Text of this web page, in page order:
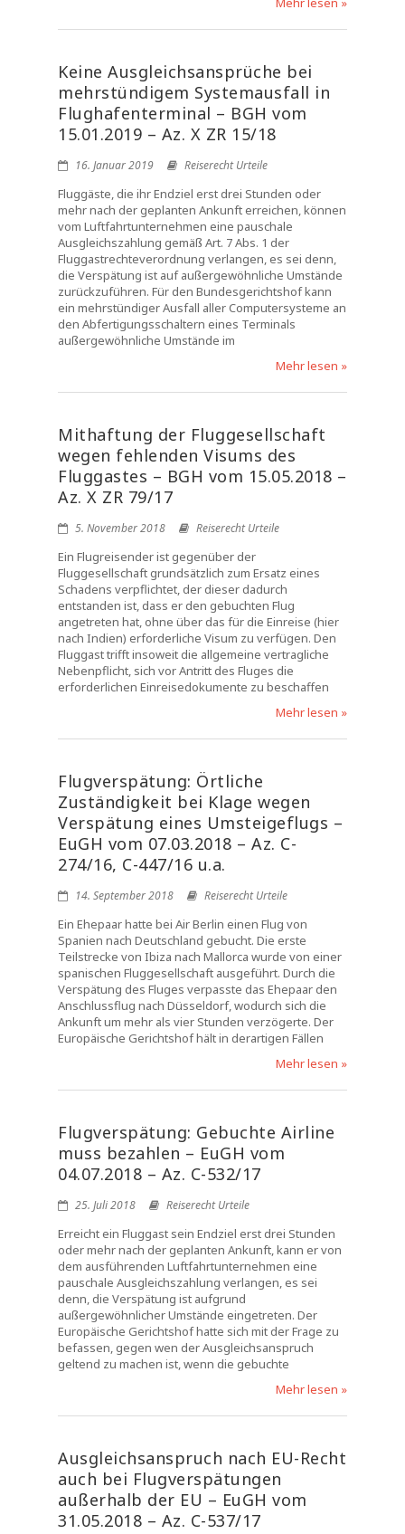
Keine Ausgleichsansprüche bei
mehrstündigem Systemausfall in
Flughafenterminal – BGH vom
15.01.2019 – Az. X ZR 15/18
16. Januar 2019 Reiserecht Urteile
Fluggäste, die ihr Endziel erst drei Stunden oder
mehr nach der geplanten Ankunft erreichen, können
vom Luftfahrtunternehmen eine pauschale
Ausgleichszahlung gemäß Art. 7 Abs. 1 der
Fluggastrechteverordnung verlangen, es sei denn,
die Verspätung ist auf außergewöhnliche Umstände
zurückzuführen. Für den Bundesgerichtshof kann
ein mehrstündiger Ausfall aller Computersysteme an
den Abfertigungsschaltern eines Terminals
außergewöhnliche Umstände im
Mehr lesen »
Mithaftung der Fluggesellschaft
wegen fehlenden Visums des
Fluggastes – BGH vom 15.05.2018 –
Az. X ZR 79/17
5. November 2018 Reiserecht Urteile
Ein Flugreisender ist gegenüber der
Fluggesellschaft grundsätzlich zum Ersatz eines
Schadens verpflichtet, der dieser dadurch
entstanden ist, dass er den gebuchten Flug
angetreten hat, ohne über das für die Einreise (hier
nach Indien) erforderliche Visum zu verfügen. Den
Fluggast trifft insoweit die allgemeine vertragliche
Nebenpflicht, sich vor Antritt des Fluges die
erforderlichen Einreisedokumente zu beschaffen
Mehr lesen »
Flugverspätung: Örtliche
Zuständigkeit bei Klage wegen
Verspätung eines Umsteigeflugs –
EuGH vom 07.03.2018 – Az. C-
274/16, C-447/16 u.a.
14. September 2018 Reiserecht Urteile
Ein Ehepaar hatte bei Air Berlin einen Flug von
Spanien nach Deutschland gebucht. Die erste
Teilstrecke von Ibiza nach Mallorca wurde von einer
spanischen Fluggesellschaft ausgeführt. Durch die
Verspätung des Fluges verpasste das Ehepaar den
Anschlussflug nach Düsseldorf, wodurch sich die
Ankunft um mehr als vier Stunden verzögerte. Der
Europäische Gerichtshof hält in derartigen Fällen
Mehr lesen »
Flugverspätung: Gebuchte Airline
muss bezahlen – EuGH vom
04.07.2018 – Az. C-532/17
25. Juli 2018 Reiserecht Urteile
Erreicht ein Fluggast sein Endziel erst drei Stunden
oder mehr nach der geplanten Ankunft, kann er von
dem ausführenden Luftfahrtunternehmen eine
pauschale Ausgleichszahlung verlangen, es sei
denn, die Verspätung ist aufgrund
außergewöhnlicher Umstände eingetreten. Der
Europäische Gerichtshof hatte sich mit der Frage zu
befassen, gegen wen der Ausgleichsanspruch
geltend zu machen ist, wenn die gebuchte
Mehr lesen »
Ausgleichsanspruch nach EU-Recht
auch bei Flugverspätungen
außerhalb der EU – EuGH vom
31.05.2018 – Az. C-537/17